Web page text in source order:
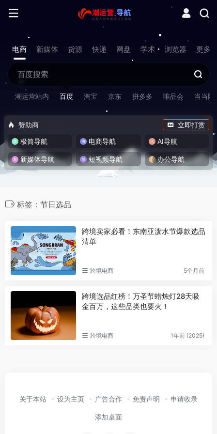
电商 新媒体 货源 快递 网盘 学术 浏览器 更多
潮运营站内 百度 淘宝 京东 拼多多 唯品会 当当网
赞助商
立即打赏
极简导航
电商导航 AI导航
新媒体导航 短视频导航 办公导航
标签：节日选品
跨境卖家必看！东南亚泼水节爆款选品
清单
跨境电商 5个月前
跨境选品红榜！万圣节蜡烛灯28天吸
金百万，这些品类也要火！
跨境电商 1年前 (2025)
关于本站 设为主页 广告合作 免责声明 申请收录
添加桌面